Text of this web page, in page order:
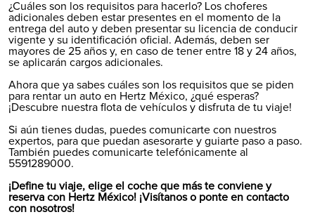
¿Cuáles son los requisitos para hacerlo? Los choferes
adicionales deben estar presentes en el momento de la
entrega del auto y deben presentar su licencia de conducir
vigente y su identificación oficial. Además, deben ser
mayores de 25 años y, en caso de tener entre 18 y 24 años,
se aplicarán cargos adicionales.
Ahora que ya sabes cuáles son los requisitos que se piden
para rentar un auto en Hertz México, ¿qué esperas?
¡Descubre nuestra flota de vehículos y disfruta de tu viaje!
Si aún tienes dudas, puedes comunicarte con nuestros
expertos, para que puedan asesorarte y guiarte paso a paso.
También puedes comunicarte telefónicamente al
5591289000.
¡Define tu viaje, elige el coche que más te conviene y
reserva con Hertz México! ¡Visítanos o ponte en contacto
con nosotros!